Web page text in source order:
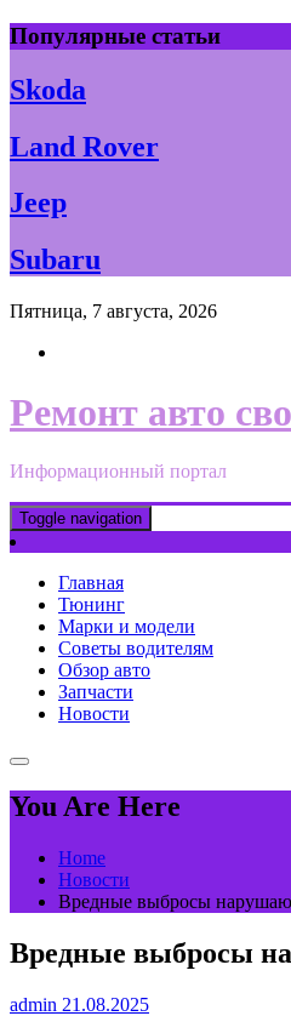
Skip
to
content
Популярные статьи
Skoda
Land Rover
Jeep
Subaru
Пятница, 7 августа, 2026
Ремонт авто
Информационный портал
Toggle navigation
Главная
Тюнинг
Марки и модели
Советы водителям
Обзор авто
Запчасти
Новости
You Are Here
Home
Новости
Вредные выбросы
Вредные выбросы
admin 21.08.2025